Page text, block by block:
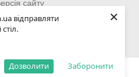
відправляти
Заборонити
Дозволити
×
сайту
Kidmall.com.ua для дітей та